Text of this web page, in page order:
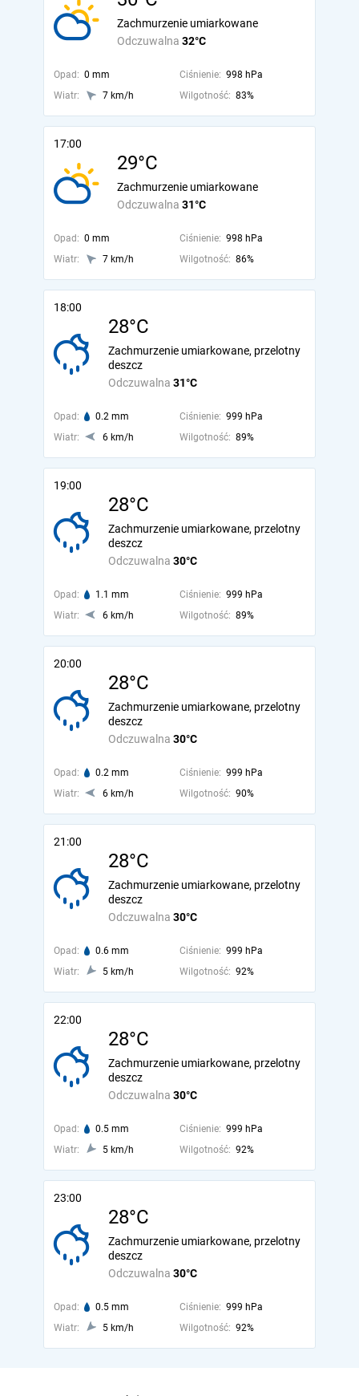
Odczuwalna 32°C
Zachmurzenie umiarkowane
Opad: 0 mm Ciśnienie: 998 hPa
Wiatr:
7 km/h Wilgotność: 83%
17:00
29°C
Odczuwalna 31°C
Zachmurzenie umiarkowane
Opad: 0 mm Ciśnienie: 998 hPa
Wiatr:
7 km/h Wilgotność: 86%
18:00
28°C
Odczuwalna 31°C
Zachmurzenie umiarkowane, przelotny
deszcz
Opad: 0.2 mm Ciśnienie: 999 hPa
Wiatr:
6 km/h Wilgotność: 89%
19:00
28°C
Odczuwalna 30°C
Zachmurzenie umiarkowane, przelotny
deszcz
Opad: 1.1 mm Ciśnienie: 999 hPa
Wiatr:
6 km/h Wilgotność: 89%
20:00
28°C
Odczuwalna 30°C
Zachmurzenie umiarkowane, przelotny
deszcz
Opad: 0.2 mm Ciśnienie: 999 hPa
Wiatr:
6 km/h Wilgotność: 90%
21:00
28°C
Odczuwalna 30°C
Zachmurzenie umiarkowane, przelotny
deszcz
Opad: 0.6 mm Ciśnienie: 999 hPa
Wiatr:
5 km/h Wilgotność: 92%
22:00
28°C
Odczuwalna 30°C
Zachmurzenie umiarkowane, przelotny
deszcz
Opad: 0.5 mm Ciśnienie: 999 hPa
Wiatr:
5 km/h Wilgotność: 92%
23:00
28°C
Odczuwalna 30°C
Zachmurzenie umiarkowane, przelotny
deszcz
Opad: 0.5 mm Ciśnienie: 999 hPa
Wiatr:
5 km/h Wilgotność: 92%